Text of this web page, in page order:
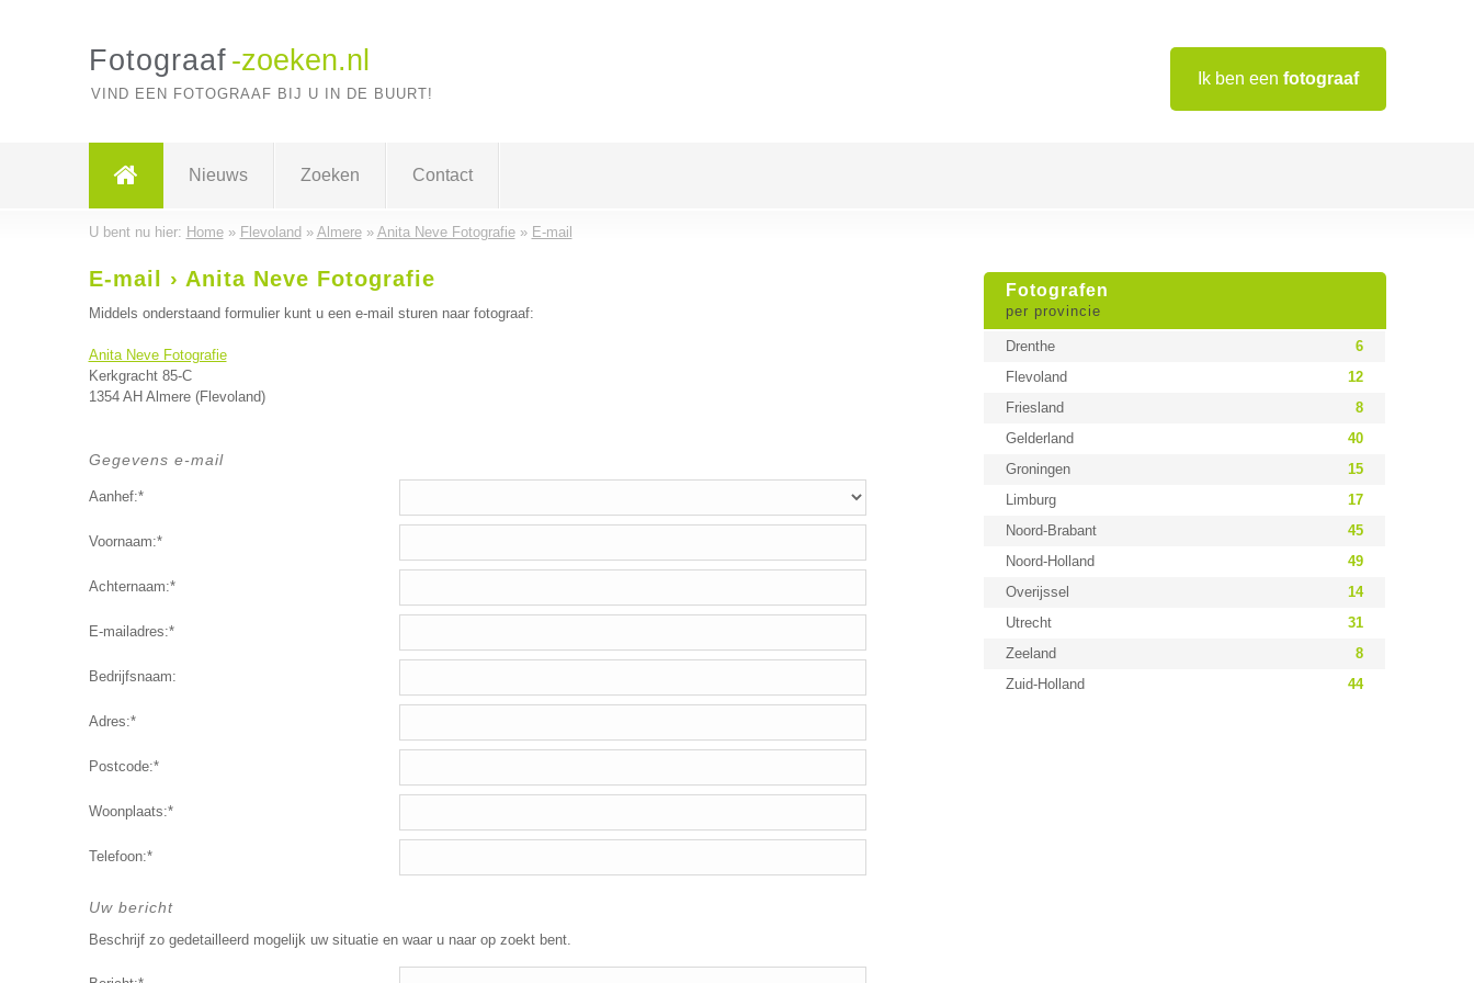
Ik ben een fotograaf
Fotograaf -zoeken.nl
VIND EEN FOTOGRAAF BIJ U IN DE BUURT!
Nieuws Zoeken Contact
U bent nu hier: Home» Flevoland » Almere» Anita Neve Fotografie» E-mail
Fotografen
per provincie
Drenthe
6
Flevoland
12
Friesland
8
Gelderland
40
Groningen
15
Limburg
17
Noord-Brabant
45
Noord-Holland
49
Overijssel
14
Utrecht
31
Zeeland
8
Zuid-Holland
44
E-mail › Anita Neve Fotografie
Middels onderstaand formulier kunt u een e-mail sturen naar fotograaf:
Anita Neve Fotografie
Kerkgracht 85-C
1354 AH Almere (Flevoland)
Gegevens e-mail
Aanhef:*
Voornaam:*
Achternaam:*
E-mailadres:*
Bedrijfsnaam:
Adres:*
Postcode:*
Woonplaats:*
Telefoon:*
Uw bericht
Beschrijf zo gedetailleerd mogelijk uw situatie en waar u naar op zoekt bent.